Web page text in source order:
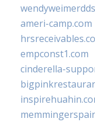
ameri-camp.com
empconst1.com
cinderella-